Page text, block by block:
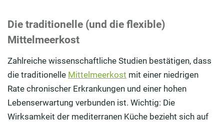
Die traditionelle (und die flexible)
Mittelmeerkost
Zahlreiche wissenschaftliche Studien bestätigen, dass
die traditionelle Mittelmeerkost mit einer niedrigen
Rate chronischer Erkrankungen und einer hohen
Lebenserwartung verbunden ist. Wichtig: Die
Wirksamkeit der mediterranen Küche bezieht sich auf